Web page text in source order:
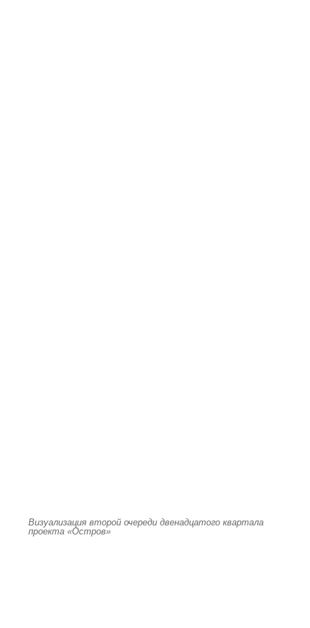
Визуализация второй очереди двенадцатого квартала
проекта «Остров»